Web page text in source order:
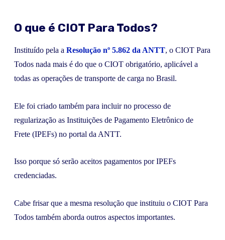
O que é CIOT Para Todos?
Instituído pela a Resolução nº 5.862 da ANTT, o CIOT Para
Todos nada mais é do que o CIOT obrigatório, aplicável a
todas as operações de transporte de carga no Brasil.
Ele foi criado também para incluir no processo de
regularização as Instituições de Pagamento Eletrônico de
Frete (IPEFs) no portal da ANTT.
Isso porque só serão aceitos pagamentos por IPEFs
credenciadas.
Cabe frisar que a mesma resolução que instituiu o CIOT Para
Todos também aborda outros aspectos importantes.